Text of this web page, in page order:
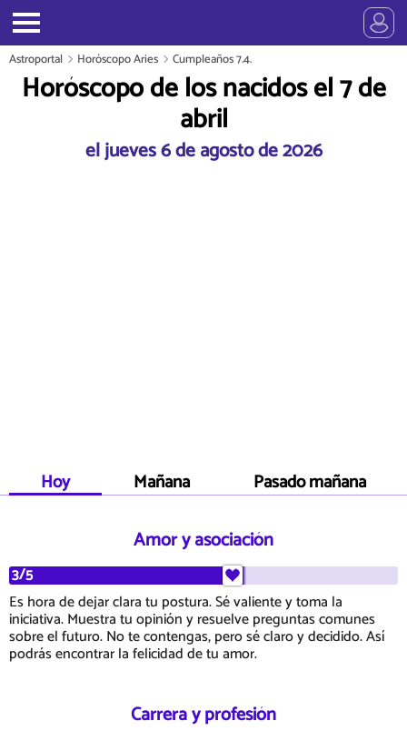
Astroportal Horóscopo Aries Cumpleaños 7.4.
Horóscopo de los nacidos el 7 de
abril
el jueves 6 de agosto de 2026
Hoy Mañana Pasado mañana
Amor y asociación
3/5
Es hora de dejar clara tu postura. Sé valiente y toma la
iniciativa. Muestra tu opinión y resuelve preguntas comunes
sobre el futuro. No te contengas, pero sé claro y decidido. Así
podrás encontrar la felicidad de tu amor.
Carrera y profesión